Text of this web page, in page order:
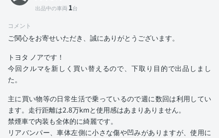
出品中の車両 1台
コメント
ご関心をお寄せいただき、誠にありがとうございます。
トヨタ ノアです！
今回クルマを新しく買い替えるので、下取り目的で出品しまし
た。
主に買い物等の日常生活で乗っているので週に数回は利用してい
ます。走行距離は2.8万kmと使用感はあまりありません。
禁煙車で内装も全体的に綺麗です。
リアバンパー、車体左側に小さな傷や凹みがありますが、使用に